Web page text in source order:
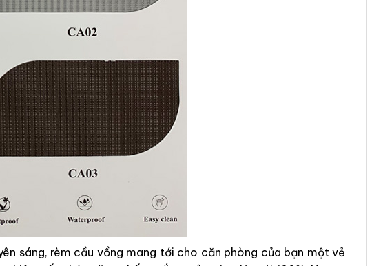
sáng, rèm cầu vồng mang tới cho căn phòng của bạn một vẻ